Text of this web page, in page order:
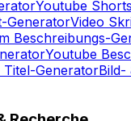
Youtube
GeneratorVideo
Beschreibungs-
Youtube
Titel-GeneratorBild-